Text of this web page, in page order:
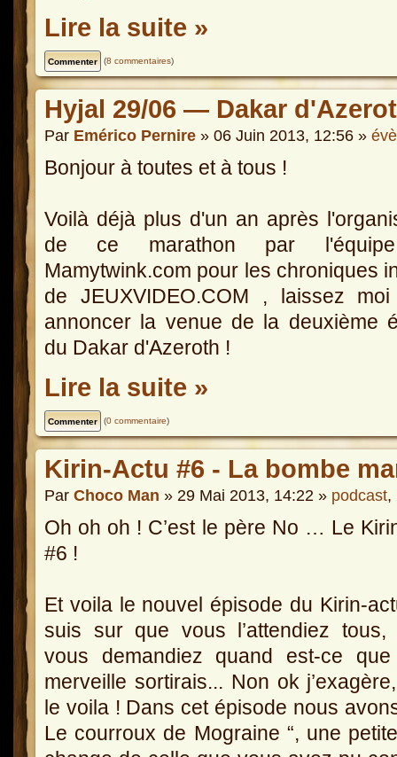
Lire la suite »
(8 commentaires)
Hyjal 29/06 — Dakar
Par Emérico Pernire » 06 Juin 2013, 12:56 »
Bonjour à toutes et à tous !
Voilà déjà plus d'un an après
de ce marathon par
Mamytwink.com pour les chroniques
de JEUXVIDEO.COM , laissez
annoncer la venue de la deuxième
du Dakar d'Azeroth !
Lire la suite »
(0 commentaire)
Kirin-Actu #6 - La bombe
Par Choco Man » 29 Mai 2013, 14:22 » podcast,
Oh oh oh ! C’est le père No … Le
#6 !
Et voila le nouvel épisode du Kirin-
suis sur que vous l’attendiez tous,
vous demandiez quand est-ce
merveille sortirais... Non ok
le voila ! Dans cet épisode nous
Le courroux de Mograine “, une